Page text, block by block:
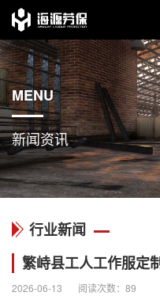
MENU
新闻资讯
行业新闻
繁峙县工人工作服定
2026-06-13 阅读次数： 89